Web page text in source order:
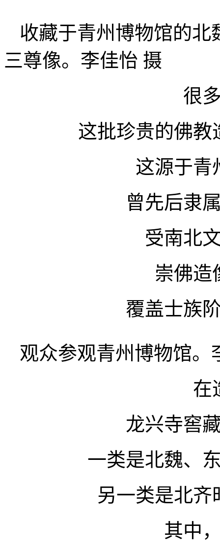
收藏于青州博物馆的
三尊像。李佳怡 摄
很
这批珍贵的佛教
这源于青
曾先后隶
受南北
崇佛造
覆盖士族
观众参观青州博物馆。
在
龙兴寺窖
一类是北魏、
另一类是北齐
其中